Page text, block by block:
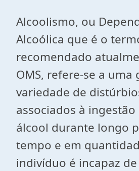
Alcoolismo, ou
Alcoólica que é o
recomendado
OMS, refere-se a uma
variedade de
associados à
álcool durante longo
tempo e em
indivíduo é incapaz